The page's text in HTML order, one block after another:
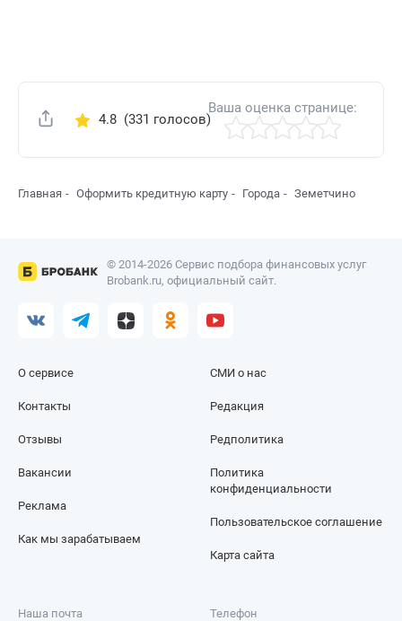
Поделиться
4.8(331 голосов)
Ваша оценка странице:
Главная Оформить кредитную карту Города Земетчино
© 2014-2026 Сервис подбора финансовых услуг
Brobank.ru, официальный сайт.
О сервисе
Контакты
Отзывы
СМИ о нас
Редакция
Редполитика
Вакансии
Реклама
Как мы зарабатываем
Политика
конфиденциальности
Пользовательское соглашение
Карта сайта
Наша почта Телефон